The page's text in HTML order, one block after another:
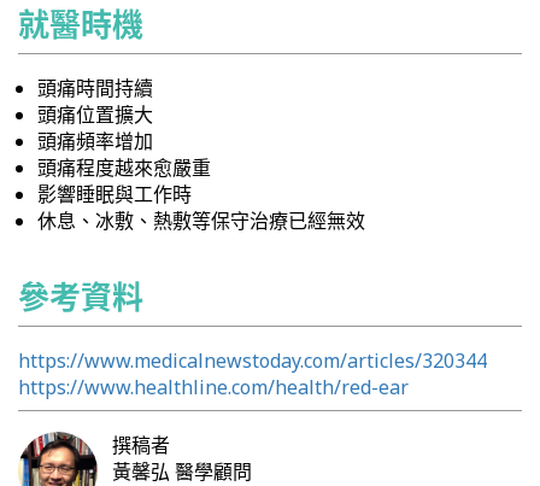
就醫時機
頭痛時間持續
頭痛位置擴大
頭痛頻率增加
頭痛程度越來愈嚴重
影響睡眠與工作時
休息、冰敷、熱敷等保守治療已經無效
參考資料
https://www.medicalnewstoday.com/articles/320344
https://www.healthline.com/health/red-ear
撰稿者
黃馨弘 醫學顧問